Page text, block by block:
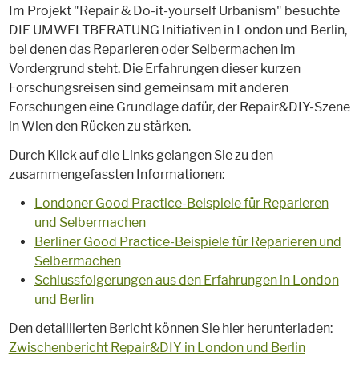
Im Projekt "Repair & Do-it-yourself Urbanism" besuchte
DIE UMWELTBERATUNG Initiativen in London und Berlin,
bei denen das Reparieren oder Selbermachen im
Vordergrund steht. Die Erfahrungen dieser kurzen
Forschungsreisen sind gemeinsam mit anderen
Forschungen eine Grundlage dafür, der Repair&DIY-Szene
in Wien den Rücken zu stärken.
Durch Klick auf die Links gelangen Sie zu den
zusammengefassten Informationen:
Londoner Good Practice-Beispiele für Reparieren
und Selbermachen
Berliner Good Practice-Beispiele für Reparieren und
Selbermachen
Schlussfolgerungen aus den Erfahrungen in London
und Berlin
Den detaillierten Bericht können Sie hier herunterladen:
Zwischenbericht Repair&DIY in London und Berlin